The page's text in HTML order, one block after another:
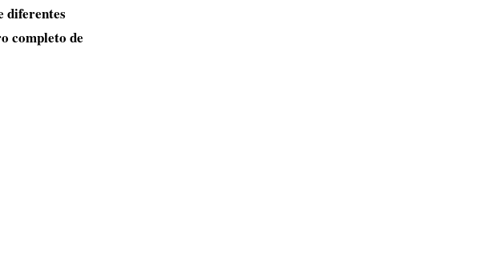
diferentes
completo de